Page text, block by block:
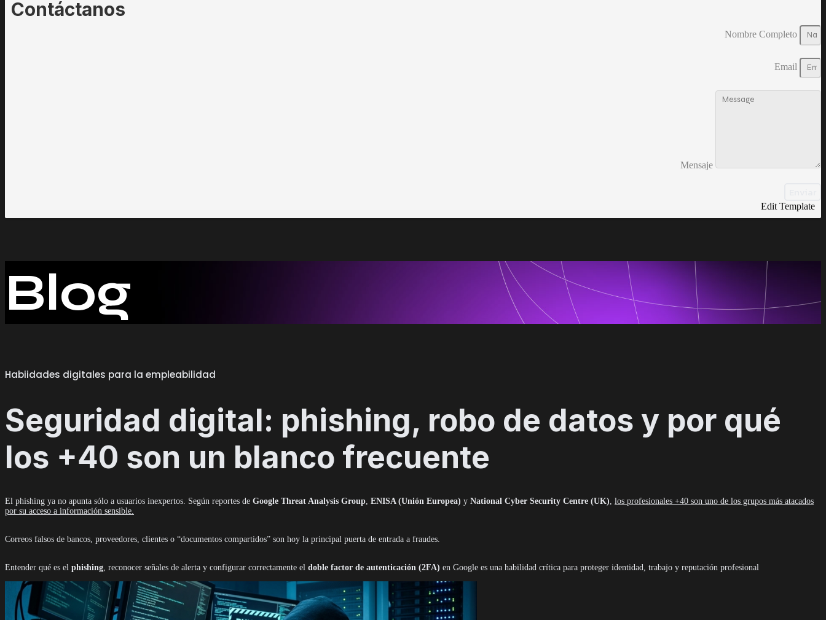
Contáctanos
Nombre Completo
Email
Mensaje
Edit Template
Blog
Habiidades digitales para la empleabilidad
Seguridad digital: phishing, robo de datos y por qué
los +40 son un blanco frecuente
El phishing ya no apunta sólo a usuarios inexpertos. Según reportes de Google Threat Analysis Group ENISA (Unión Europea) y National Cyber Security Centre (UK) los profesionales +40 son uno de los grupos más atacados
por su acceso a información sensible.
Correos falsos de bancos, proveedores, clientes o “documentos compartidos” son hoy la principal puerta de entrada a fraudes.
Entender qué es el phishing , reconocer señales de alerta y configurar correctamente el doble factor de autenticación (2FA) en Google es una habilidad crítica para proteger identidad, trabajo y reputación profesional